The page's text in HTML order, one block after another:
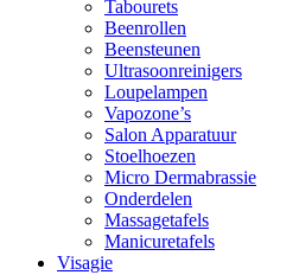
Tabourets
Beenrollen
Beensteunen
Ultrasoonreinigers
Loupelampen
Vapozone’s
Salon Apparatuur
Stoelhoezen
Micro Dermabrassie
Onderdelen
Massagetafels
Manicuretafels
Visagie